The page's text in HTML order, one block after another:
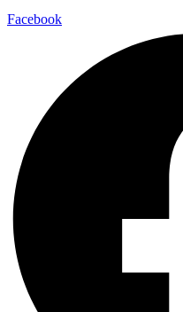
Facebook